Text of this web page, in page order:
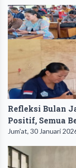
Refleksi Bulan
Positif, Semua
Jum'at, 30 Januari